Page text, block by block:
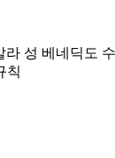
라 성 베네딕도
칙